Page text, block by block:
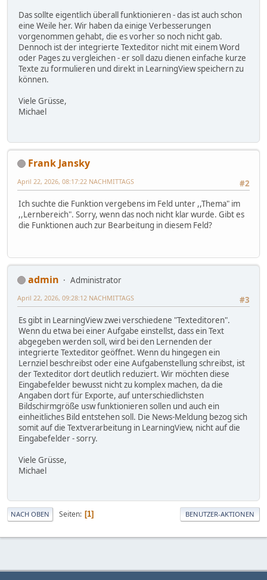
Das sollte eigentlich überall funktionieren - das ist auch schon
eine Weile her. Wir haben da einige Verbesserungen
vorgenommen gehabt, die es vorher so noch nicht gab.
Dennoch ist der integrierte Texteditor nicht mit einem Word
oder Pages zu vergleichen - er soll dazu dienen einfache kurze
Texte zu formulieren und direkt in LearningView speichern zu
können.
Viele Grüsse,
Michael
Frank Jansky
#2
April 22, 2026, 08:17:22 NACHMITTAGS
Ich suchte die Funktion vergebens im Feld unter ,,Thema" im
,,Lernbereich". Sorry, wenn das noch nicht klar wurde. Gibt es
die Funktionen auch zur Bearbeitung in diesem Feld?
admin
Administrator
#3
April 22, 2026, 09:28:12 NACHMITTAGS
Es gibt in LearningView zwei verschiedene "Texteditoren".
Wenn du etwa bei einer Aufgabe einstellst, dass ein Text
abgegeben werden soll, wird bei den Lernenden der
integrierte Texteditor geöffnet. Wenn du hingegen ein
Lernziel beschreibst oder eine Aufgabenstellung schreibst, ist
der Texteditor dort deutlich reduziert. Wir möchten diese
Eingabefelder bewusst nicht zu komplex machen, da die
Angaben dort für Exporte, auf unterschiedlichsten
Bildschirmgröße usw funktionieren sollen und auch ein
einheitliches Bild entstehen soll. Die News-Meldung bezog sich
somit auf die Textverarbeitung in LearningView, nicht auf die
Eingabefelder - sorry.
Viele Grüsse,
Michael
NACH OBEN Seiten 1 BENUTZER-AKTIONEN